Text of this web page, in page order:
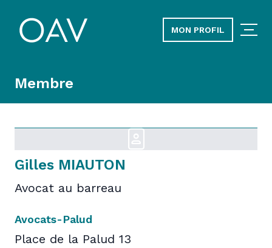
MON PROFIL
Membre
Gilles MIAUTON
Avocat au barreau
Avocats-Palud
Place de la Palud 13